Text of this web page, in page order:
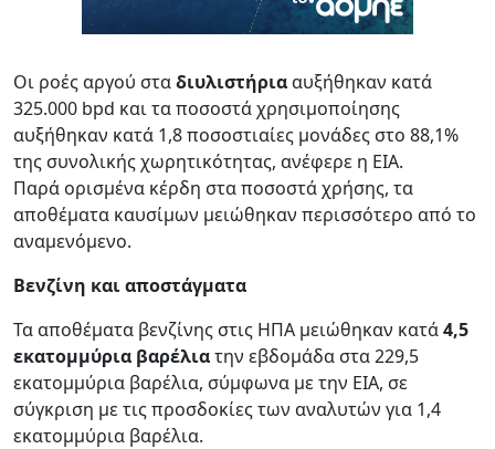
Οι ροές αργού σταδιυλιστήριααυξήθηκαν κατά
325.000 bpd και τα ποσοστά χρησιμοποίησης
αυξήθηκαν κατά 1,8 ποσοστιαίες μονάδες στο 88,1%
της συνολικής χωρητικότητας, ανέφερε η ΕΙΑ.
Παρά ορισμένα κέρδη στα ποσοστά χρήσης, τα
αποθέματα καυσίμων μειώθηκαν περισσότερο από το
αναμενόμενο.
Βενζίνη και αποστάγματα
Τα αποθέματα βενζίνης στις ΗΠΑ μειώθηκαν κατά4,5
εκατομμύρια βαρέλιατην εβδομάδα στα 229,5
εκατομμύρια βαρέλια, σύμφωνα με την EIA, σε
σύγκριση με τις προσδοκίες των αναλυτών για 1,4
εκατομμύρια βαρέλια.​